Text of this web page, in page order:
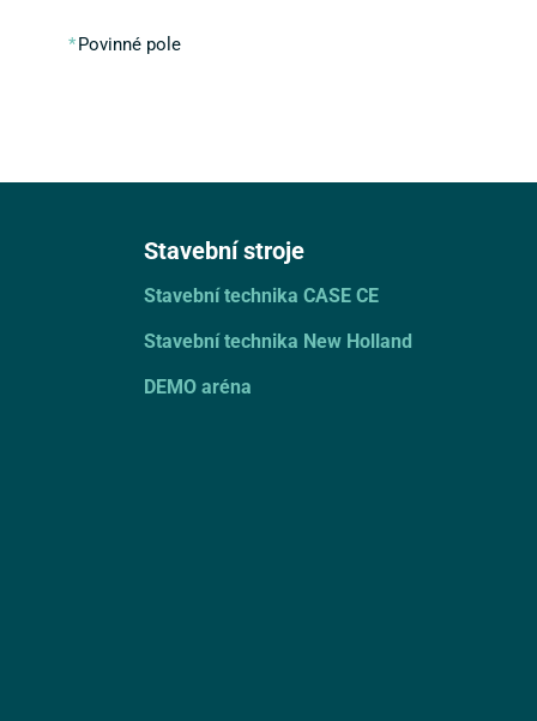
Povinné pole
Stavební stroje
Stavební technika CASE CE
Stavební technika New Holland
DEMO aréna